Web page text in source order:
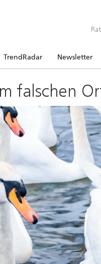
TrendRadar Newsletter
falschen